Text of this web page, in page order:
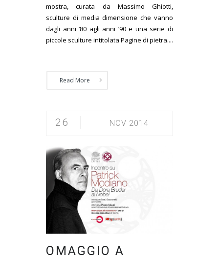
mostra, curata da Massimo Ghiotti,
sculture di media dimensione che vanno
dagli anni ‘80 agli anni ’90 e una serie di
piccole sculture intitolata Pagine di pietra....
Read More
26 NOV 2014
OMAGGIO A